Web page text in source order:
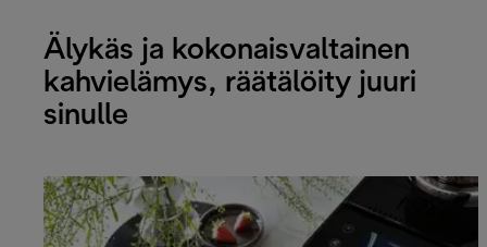
Älykäs ja kokonaisvaltainen
kahvielämys, räätälöity juuri
sinulle